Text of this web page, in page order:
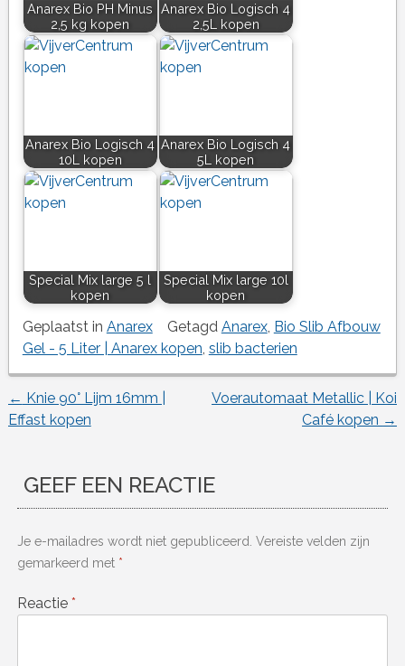
Anarex Bio PH Minus
2,5 kg kopen
Anarex Bio Logisch 4
2,5L kopen
Anarex Bio Logisch 4
10L kopen
Anarex Bio Logisch 4
5L kopen
Special Mix large 5 l
kopen
Special Mix large 10l
kopen
Geplaatst in Anarex Getagd Anarex, Bio Slib Afbouw
Gel - 5 Liter | Anarex kopen slib bacterien
Berichtnavigatie
← Knie 90° Lijm 16mm |
Effast kopen
Voerautomaat Metallic | Koi
Café kopen →
GEEF EEN REACTIE
Je e-mailadres wordt niet gepubliceerd. Vereiste velden zijn
gemarkeerd met *
Reactie *